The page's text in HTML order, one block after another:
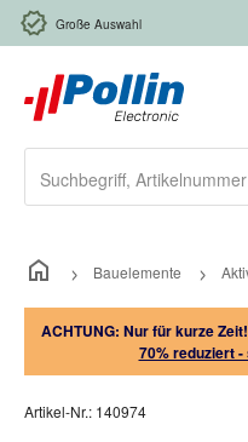
Zum Hauptinhalt springen
Große Auswahl
Bauelemente
ACHTUNG: Nur für kurze Zeit!
70% reduziert
Artikel-Nr.: 140974